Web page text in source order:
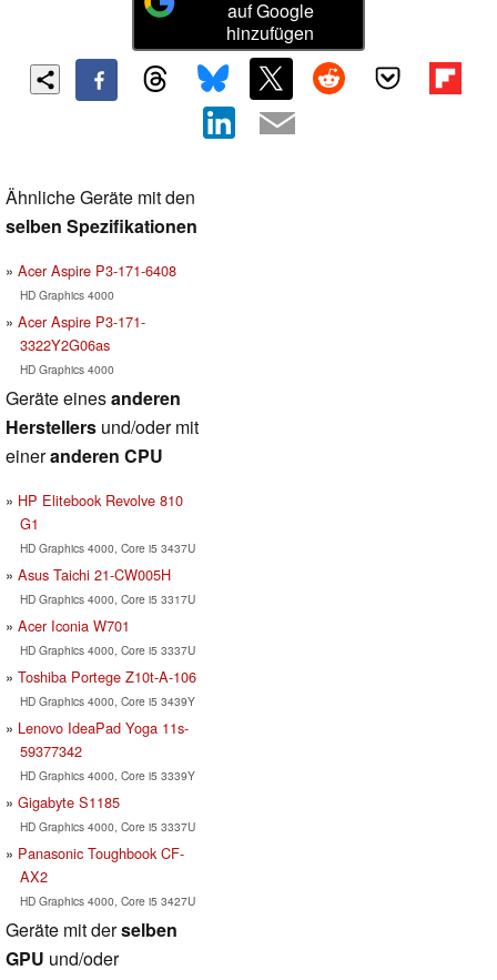
auf Google
hinzufügen
Ähnliche Geräte mit den
selben Spezifikationen
Acer Aspire P3-171-6408
HD Graphics 4000
Acer Aspire P3-171-
3322Y2G06as
HD Graphics 4000
Geräte einesanderen
Herstellers und/oder mit
eineranderen CPU
HP Elitebook Revolve 810
G1
HD Graphics 4000, Core i5 3437U
Asus Taichi 21-CW005H
HD Graphics 4000, Core i5 3317U
Acer Iconia W701
HD Graphics 4000, Core i5 3337U
Toshiba Portege Z10t-A-106
HD Graphics 4000, Core i5 3439Y
Lenovo IdeaPad Yoga 11s-
59377342
HD Graphics 4000, Core i5 3339Y
Gigabyte S1185
HD Graphics 4000, Core i5 3337U
Panasonic Toughbook CF-
AX2
HD Graphics 4000, Core i5 3427U
Geräte mit derselben
GPU und/oder